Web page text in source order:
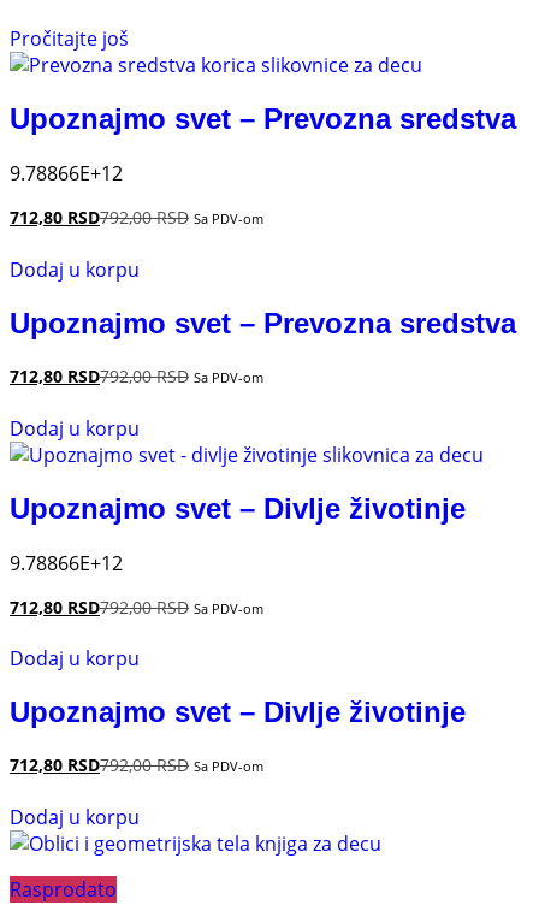
Pročitajte još
Upoznajmo svet – Prevozna sredstva
9.78866E+12
712,80 RSD792,00RSD Sa PDV-om
Dodaj u korpu
Upoznajmo svet – Prevozna sredstva
712,80 RSD792,00RSD Sa PDV-om
Dodaj u korpu
Upoznajmo svet – Divlje životinje
9.78866E+12
712,80 RSD792,00RSD Sa PDV-om
Dodaj u korpu
Upoznajmo svet – Divlje životinje
712,80 RSD792,00RSD Sa PDV-om
Dodaj u korpu
Rasprodato